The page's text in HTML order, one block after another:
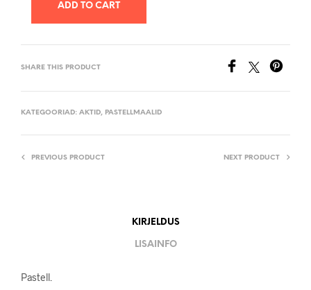
ADD TO CART
SHARE THIS PRODUCT
KATEGOORIAD: AKTID, PASTELLMAALID
PREVIOUS PRODUCT NEXT PRODUCT
KIRJELDUS
LISAINFO
Pastell.